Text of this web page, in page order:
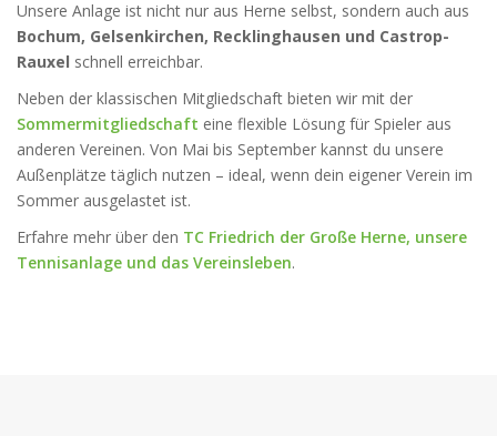
Unsere Anlage ist nicht nur aus Herne selbst, sondern auch aus
Bochum, Gelsenkirchen, Recklinghausen und Castrop-
Rauxel schnell erreichbar.
Neben der klassischen Mitgliedschaft bieten wir mit der
Sommermitgliedschaft eine flexible Lösung für Spieler aus
anderen Vereinen. Von Mai bis September kannst du unsere
Außenplätze täglich nutzen – ideal, wenn dein eigener Verein im
Sommer ausgelastet ist.
Erfahre mehr über den TC Friedrich der Große Herne, unsere
Tennisanlage und das Vereinsleben.